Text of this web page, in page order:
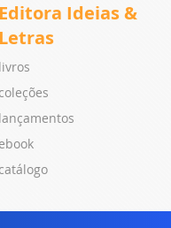
Editora Ideias &
Letras
livros
coleções
lançamentos
ebook
catálogo